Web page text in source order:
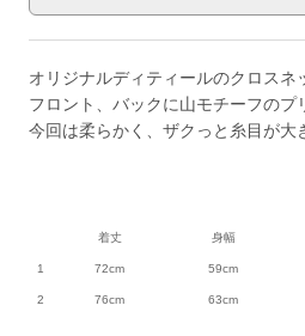
オリジナルディティールのクロスネ
フロント、バックに山モチーフのプ
今回は柔らかく、ザクっと糸目が大
着丈 身幅
1 72cm 59cm
2 76cm 63cm